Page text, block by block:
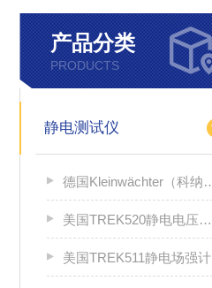
产品分类
PRODUCTS
静电测试仪
德国Kleinwächter（科纳沃茨特）静电测试仪
美国TREK520静电电压测试仪
美国TREK511静电场强计